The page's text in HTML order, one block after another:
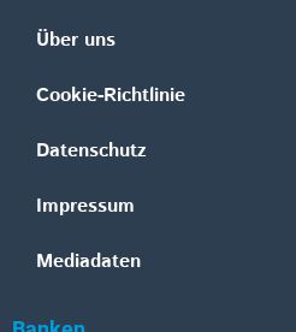
Über uns
Cookie-Richtlinie
Datenschutz
Impressum
Mediadaten